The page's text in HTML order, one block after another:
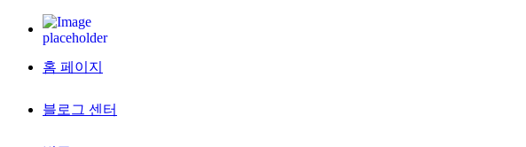
홈 페이지
블로그 센터